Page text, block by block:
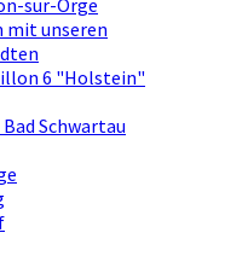
unseren
6 "Holstein"
Schwartau